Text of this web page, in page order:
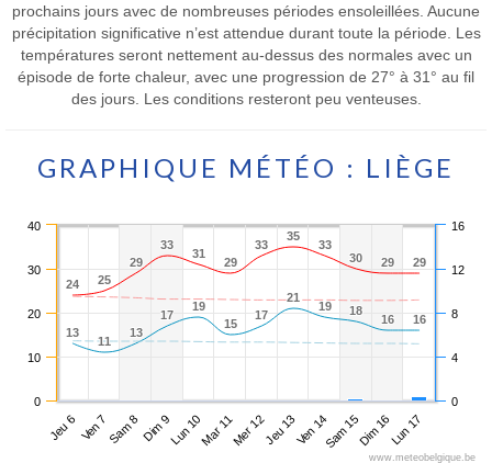
prochains jours avec de nombreuses périodes ensoleillées. Aucune
précipitation significative n’est attendue durant toute la période. Les
températures seront nettement au-dessus des normales avec un
épisode de forte chaleur, avec une progression de 27° à 31° au fil
des jours. Les conditions resteront peu venteuses.
GRAPHIQUE MÉTÉO : LIÈGE
24
24 25
25
29
29
33
33
31
31
29
29
33
33
35
35
33
33
30
30 29
29 29
29
13
13
11
11
13
13
17
17
19
19
15
15
17
17
21
21
19
19 18
18
16
16 16
16
Jeu 6 Ven 7Sam 8Dim 9Lun 10Mar 11Mer 12Jeu 13Ven 14Sam 15Dim 16Lun 17
0
10
20
30
40
0
4
8
12
16
www.meteobelgique.be